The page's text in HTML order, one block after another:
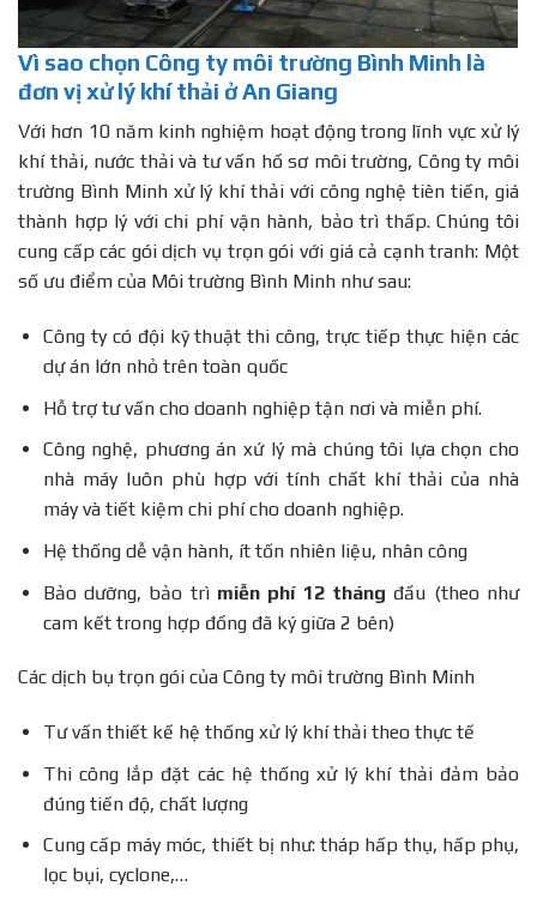
Vì sao chọn Công ty môi trường Bình Minh là
đơn vị xử lý khí thải ở An Giang
Với hơn 10 năm kinh nghiệm hoạt động trong lĩnh vực xử lý
khí thải, nước thải và tư vấn hồ sơ môi trường, Công ty môi
trường Bình Minh xử lý khí thải với công nghệ tiên tiến, giá
thành hợp lý với chi phí vận hành, bảo trì thấp. Chúng tôi
cung cấp các gói dịch vụ trọn gói với giá cả cạnh tranh: Một
số ưu điểm của Môi trường Bình Minh như sau:
Công ty có đội kỹ thuật thi công, trực tiếp thực hiện các
dự án lớn nhỏ trên toàn quốc
Hỗ trợ tư vấn cho doanh nghiệp tận nơi và miễn phí.
Công nghệ, phương án xứ lý mà chúng tôi lựa chọn cho
nhà máy luôn phù hợp với tính chất khí thải của nhà
máy và tiết kiệm chi phí cho doanh nghiệp.
Hệ thống dễ vận hành, ít tốn nhiên liệu, nhân công
Bảo dưỡng, bảo trì miễn phí 12 tháng đầu (theo như
cam kết trong hợp đồng đã ký giữa 2 bên)
Các dịch bụ trọn gói của Công ty môi trường Bình Minh
Tư vấn thiết kế hệ thống xử lý khí thải theo thực tế
Thi công lắp đặt các hệ thống xử lý khí thải đảm bảo
đúng tiến độ, chất lượng
Cung cấp máy móc, thiết bị như: tháp hấp thụ, hấp phụ,
lọc bụi, cyclone,…